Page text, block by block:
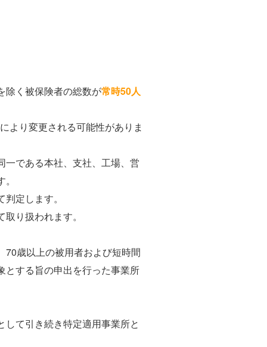
除く被保険者の総数が常時50人
より変更される可能性がありま
一である本社、支社、工場、営
定します。
り扱われます。
70歳以上の被用者および短時間
とする旨の申出を行った事業所
て引き続き特定適用事業所と